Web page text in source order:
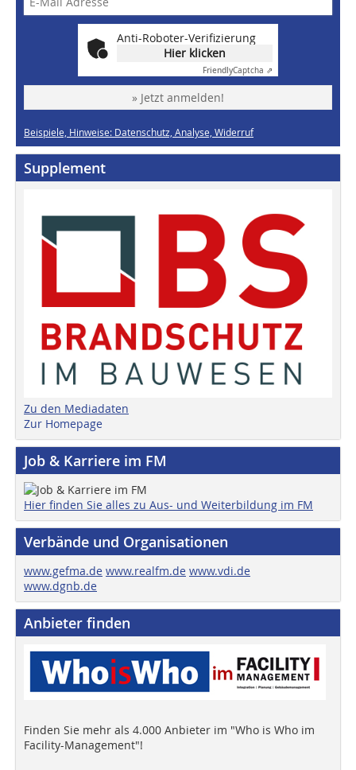
Anti-Roboter-Verifizierung
Hier klicken
FriendlyCaptcha ⇗
» Jetzt anmelden!
Beispiele, Hinweise: Datenschutz, Analyse, Widerruf
Supplement
Zu den Mediadaten
Zur Homepage
Job & Karriere im FM
Hier finden Sie alles zu Aus- und Weiterbildung im FM
Verbände und Organisationen
www.gefma.de www.realfm.de www.vdi.de
www.dgnb.de
Anbieter finden
Finden Sie mehr als 4.000 Anbieter im "Who is Who im
Facility-Management"!